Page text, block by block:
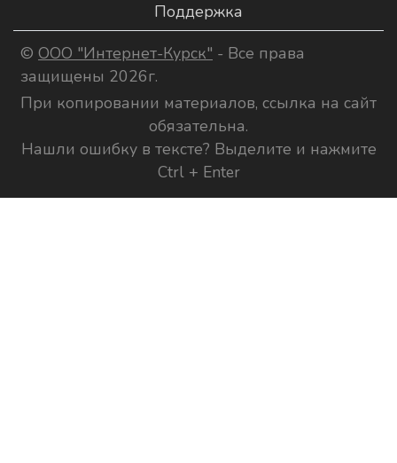
Поддержка
© ООО "Интернет-Курск" - Все права
защищены 2026г.
При копировании материалов, ссылка на сайт
обязательна.
Нашли ошибку в тексте? Выделите и нажмите
Ctrl + Enter